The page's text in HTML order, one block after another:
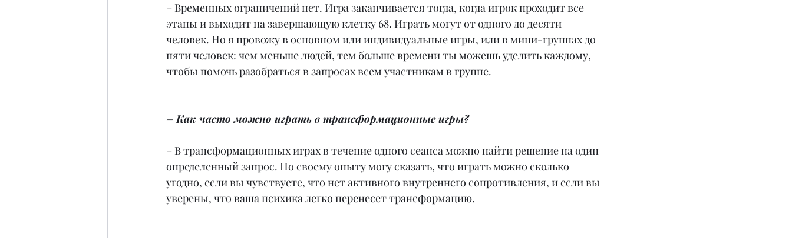
– Временных ограничений нет. Игра заканчивается тогда, когда игрок проходит все
этапы и выходит на завершающую клетку 68. Играть могут от одного до десяти
человек. Но я провожу в основном или индивидуальные игры, или в мини-группах до
пяти человек: чем меньше людей, тем больше времени ты можешь уделить каждому,
чтобы помочь разобраться в запросах всем участникам в группе.
– Как часто можно играть в трансформационные игры?
– В трансформационных играх в течение одного сеанса можно найти решение на один
определенный запрос. По своему опыту могу сказать, что играть можно сколько
угодно, если вы чувствуете, что нет активного внутреннего сопротивления, и если вы
уверены, что ваша психика легко перенесет трансформацию.